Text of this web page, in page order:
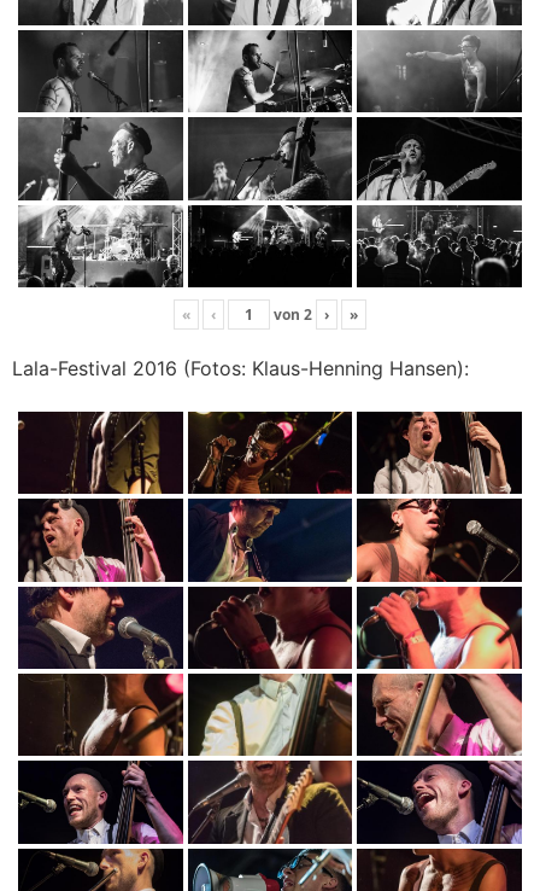
« ‹ von 2 › »
Lala-Festival 2016 (Fotos: Klaus-Henning Hansen):